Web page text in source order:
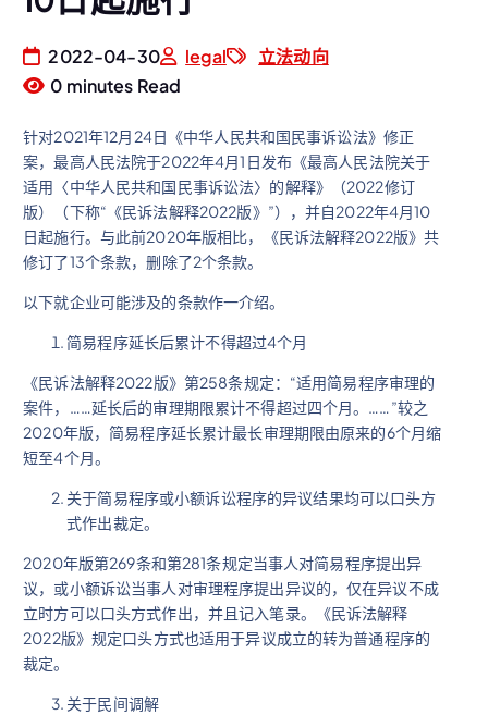
2022-04-30 legal
立法动向
0 minutes Read
针对2021年12月24日《中华人民共和国民事诉讼法》修正
案，最高人民法院于2022年4月1日发布《最高人民法院关于
适用〈中华人民共和国民事诉讼法〉的解释》（2022修订
版）（下称“《民诉法解释2022版》”），并自2022年4月10
日起施行。与此前2020年版相比，《民诉法解释2022版》共
修订了13个条款，删除了2个条款。
以下就企业可能涉及的条款作一介绍。
简易程序延长后累计不得超过4个月
《民诉法解释2022版》第258条规定：“适用简易程序审理的
案件，……延长后的审理期限累计不得超过四个月。……”较之
2020年版，简易程序延长累计最长审理期限由原来的6个月缩
短至4个月。
关于简易程序或小额诉讼程序的异议结果均可以口头方
式作出裁定。
2020年版第269条和第281条规定当事人对简易程序提出异
议，或小额诉讼当事人对审理程序提出异议的，仅在异议不成
立时方可以口头方式作出，并且记入笔录。《民诉法解释
2022版》规定口头方式也适用于异议成立的转为普通程序的
裁定。
关于民间调解